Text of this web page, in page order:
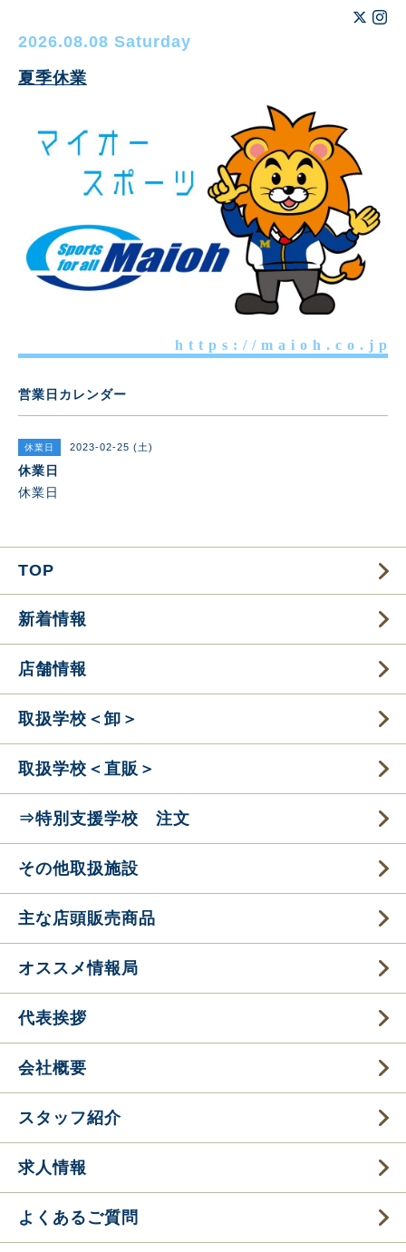
2026.08.08 Saturday
夏季休業
h t t p s : / / m a i o h . c o . j p
営業日カレンダー
休業日 2023-02-25 (土)
休業日
休業日
TOP
新着情報
店舗情報
取扱学校＜卸＞
取扱学校＜直販＞
⇒特別支援学校 注文
その他取扱施設
主な店頭販売商品
オススメ情報局
代表挨拶
会社概要
スタッフ紹介
求人情報
よくあるご質問